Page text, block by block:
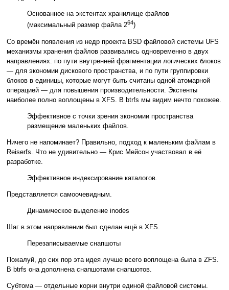
Основанное на экстентах хранилище файлов
(максимальный размер файла 264)
Со времён появления из недр проекта BSD файловой системы UFS
механизмы хранения файлов развивались одновременно в двух
направлениях: по пути внутренней фрагментации логических блоков
— для экономии дискового пространства, и по пути группировки
блоков в единицы, которые могут быть считаны одной атомарной
операцией — для повышения производительности. Экстенты
наиболее полно воплощены в XFS. В btrfs мы видим нечто похожее.
Эффективное с точки зрения экономии пространства
размещение маленьких файлов.
Ничего не напоминает? Правильно, подход к маленьким файлам в
Reiserfs. Что не удивительно — Крис Мейсон участвовал в её
разработке.
Эффективное индексирование каталогов.
Представляется самоочевидным.
Динамическое выделение inodes
Шаг в этом направлении был сделан ещё в XFS.
Перезаписываемые снапшоты
Пожалуй, до сих пор эта идея лучше всего воплощена была в ZFS.
В btrfs она дополнена снапшотами снапшотов.
Субтома — отдельные корни внутри единой файловой системы.